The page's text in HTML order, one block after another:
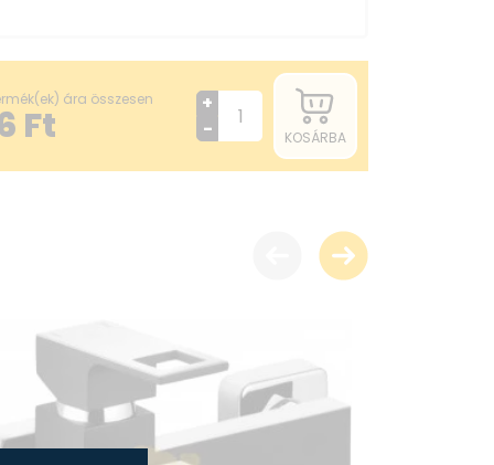
ára összesen
Ft
+
-
KOSÁRBA